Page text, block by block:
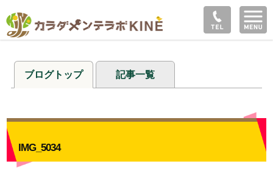
ブログトップ 記事一覧
IMG_5034